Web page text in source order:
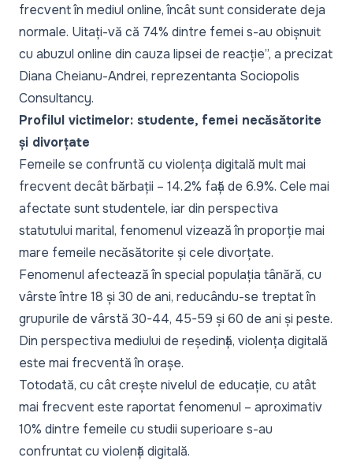
frecvent în mediul online, încât sunt considerate deja
normale. Uitați-vă că 74% dintre femei s-au obișnuit
cu abuzul online din cauza lipsei de reacție”, a precizat
Diana Cheianu-Andrei, reprezentanta Sociopolis
Consultancy.
Profilul victimelor: studente, femei necăsătorite
și divorțate
Femeile se confruntă cu violența digitală mult mai
frecvent decât bărbații – 14.2% față de 6.9%. Cele mai
afectate sunt studentele, iar din perspectiva
statutului marital, fenomenul vizează în proporție mai
mare femeile necăsătorite și cele divorțate.
Fenomenul afectează în special populația tânără, cu
vârste între 18 și 30 de ani, reducându-se treptat în
grupurile de vârstă 30-44, 45-59 și 60 de ani și peste.
Din perspectiva mediului de reședință, violența digitală
este mai frecventă în orașe.
Totodată, cu cât crește nivelul de educație, cu atât
mai frecvent este raportat fenomenul – aproximativ
10% dintre femeile cu studii superioare s-au
confruntat cu violență digitală.